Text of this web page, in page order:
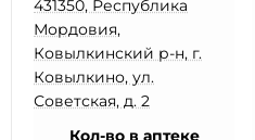
431350, Республика
Мордовия,
Ковылкинский р-н, г.
Ковылкино, ул.
Советская, д. 2
Кол-во в аптеке